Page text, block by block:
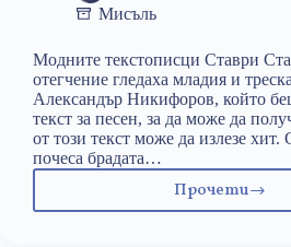
Мисъль
Модните текстописци Ставри
отегчение гледаха младия и
Александър Никифоров, който
текст за песен, за да може да
от този текст може да излезе хит.
почеса брадата…
Прочети
Как